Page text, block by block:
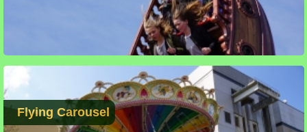
Flying Carousel